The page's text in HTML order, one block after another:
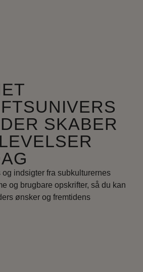
SKABER
og indsigter fra subkulturernes
og brugbare opskrifter, så du kan
ønsker og fremtidens